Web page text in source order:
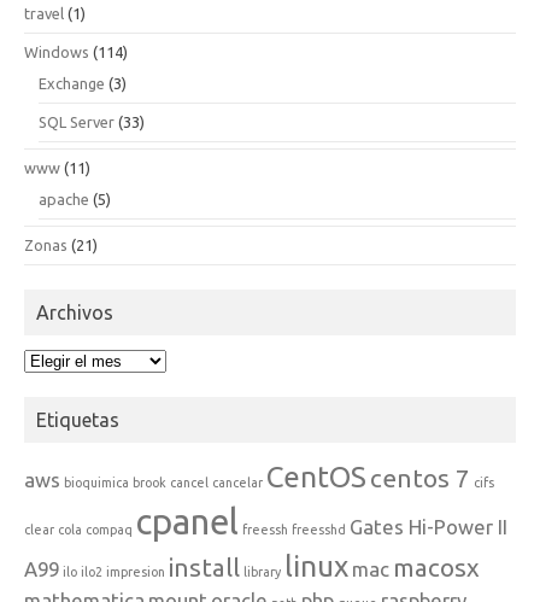
travel (1)
Windows (114)
Exchange (3)
SQL Server (33)
www (11)
apache (5)
Zonas (21)
Archivos
Archivos
Etiquetas
aws bioquimica brook cancel cancelar CentOS centos 7 cifs
clear cola compaq cpanel freessh freesshd Gates Hi-Power II
A99 ilo ilo2 impresion install library linux mac macosx